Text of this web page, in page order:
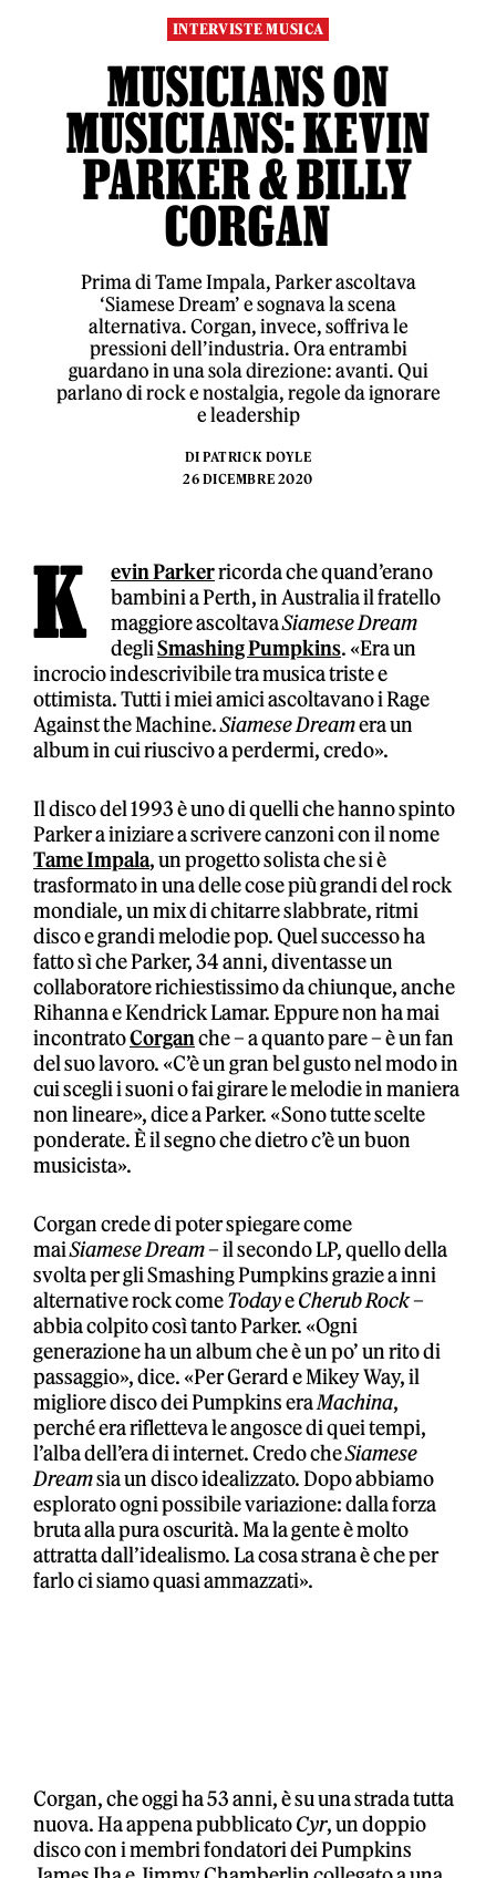
INTERVISTE MUSICA
MUSICIANS ON
MUSICIANS: KEVIN
PARKER & BILLY
CORGAN
Prima di Tame Impala, Parker ascoltava
‘Siamese Dream’ e sognava la scena
alternativa. Corgan, invece, soffriva le
pressioni dell’industria. Ora entrambi
guardano in una sola direzione: avanti. Qui
parlano di rock e nostalgia, regole da ignorare
e leadership
DIPATRICK DOYLE
26 DICEMBRE 2020
K evin Parkerricorda che quand’erano
bambini a Perth, in Australia il fratello
maggiore ascoltavaSiamese Dream
degliSmashing Pumpkins. «Era un
incrocio indescrivibile tra musica triste e
ottimista. Tutti i miei amici ascoltavano i Rage
Against the Machine.Siamese Dreamera un
album in cui riuscivo a perdermi, credo».
Il disco del 1993 è uno di quelli che hanno spinto
Parker a iniziare a scrivere canzoni con il nome
Tame Impala, un progetto solista che si è
trasformato in una delle cose più grandi del rock
mondiale, un mix di chitarre slabbrate, ritmi
disco e grandi melodie pop. Quel successo ha
fatto sì che Parker, 34 anni, diventasse un
collaboratore richiestissimo da chiunque, anche
Rihanna e Kendrick Lamar. Eppure non ha mai
incontratoCorganche – a quanto pare – è un fan
del suo lavoro. «C’è un gran bel gusto nel modo in
cui scegli i suoni o fai girare le melodie in maniera
non lineare», dice a Parker. «Sono tutte scelte
ponderate. È il segno che dietro c’è un buon
musicista».
Corgan crede di poter spiegare come
maiSiamese Dream– il secondo LP, quello della
svolta per gli Smashing Pumpkins grazie a inni
alternative rock comeTodayeCherub Rock–
abbia colpito così tanto Parker. «Ogni
generazione ha un album che è un po’ un rito di
passaggio», dice. «Per Gerard e Mikey Way, il
migliore disco dei Pumpkins eraMachina,
perché era rifletteva le angosce di quei tempi,
l’alba dell’era di internet. Credo cheSiamese
Dreamsia un disco idealizzato. Dopo abbiamo
esplorato ogni possibile variazione: dalla forza
bruta alla pura oscurità. Ma la gente è molto
attratta dall’idealismo. La cosa strana è che per
farlo ci siamo quasi ammazzati».
Corgan, che oggi ha 53 anni, è su una strada tutta
nuova. Ha appena pubblicatoCyr, un doppio
disco con i membri fondatori dei Pumpkins